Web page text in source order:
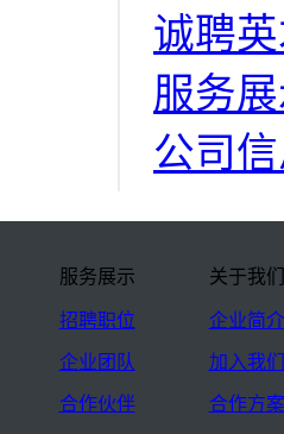
诚聘
服务
公司
服务展示
招聘职位
企业团队
合作伙伴
关于我们
企业简介
加入我们
合作方案